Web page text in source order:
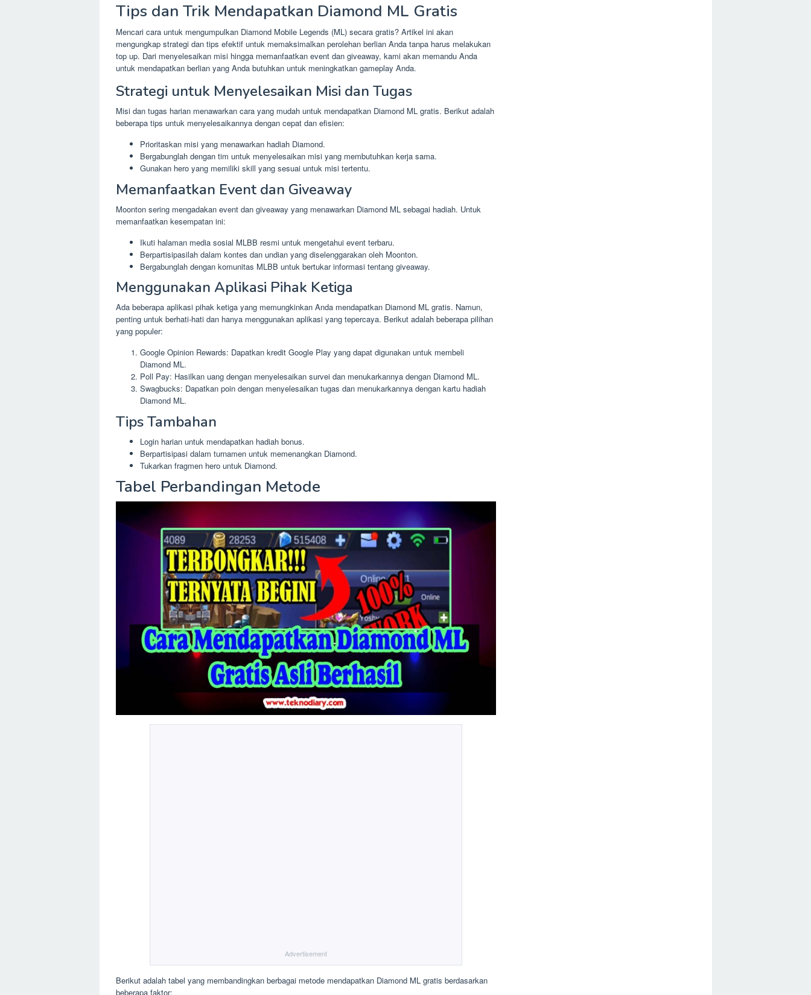
Tips dan Trik Mendapatkan Diamond ML Gratis
Mencari cara untuk mengumpulkan Diamond Mobile Legends (ML) secara gratis? Artikel ini akan
mengungkap strategi dan tips efektif untuk memaksimalkan perolehan berlian Anda tanpa harus melakukan
top up. Dari menyelesaikan misi hingga memanfaatkan event dan giveaway, kami akan memandu Anda
untuk mendapatkan berlian yang Anda butuhkan untuk meningkatkan gameplay Anda.
Strategi untuk Menyelesaikan Misi dan Tugas
Misi dan tugas harian menawarkan cara yang mudah untuk mendapatkan Diamond ML gratis. Berikut adalah
beberapa tips untuk menyelesaikannya dengan cepat dan efisien:
Prioritaskan misi yang menawarkan hadiah Diamond.
Bergabunglah dengan tim untuk menyelesaikan misi yang membutuhkan kerja sama.
Gunakan hero yang memiliki skill yang sesuai untuk misi tertentu.
Memanfaatkan Event dan Giveaway
Moonton sering mengadakan event dan giveaway yang menawarkan Diamond ML sebagai hadiah. Untuk
memanfaatkan kesempatan ini:
Ikuti halaman media sosial MLBB resmi untuk mengetahui event terbaru.
Berpartisipasilah dalam kontes dan undian yang diselenggarakan oleh Moonton.
Bergabunglah dengan komunitas MLBB untuk bertukar informasi tentang giveaway.
Menggunakan Aplikasi Pihak Ketiga
Ada beberapa aplikasi pihak ketiga yang memungkinkan Anda mendapatkan Diamond ML gratis. Namun,
penting untuk berhati-hati dan hanya menggunakan aplikasi yang tepercaya. Berikut adalah beberapa pilihan
yang populer:
Google Opinion Rewards: Dapatkan kredit Google Play yang dapat digunakan untuk membeli
Diamond ML.
Poll Pay: Hasilkan uang dengan menyelesaikan survei dan menukarkannya dengan Diamond ML.
Swagbucks: Dapatkan poin dengan menyelesaikan tugas dan menukarkannya dengan kartu hadiah
Diamond ML.
Tips Tambahan
Login harian untuk mendapatkan hadiah bonus.
Berpartisipasi dalam turnamen untuk memenangkan Diamond.
Tukarkan fragmen hero untuk Diamond.
Tabel Perbandingan Metode
Advertisement
Berikut adalah tabel yang membandingkan berbagai metode mendapatkan Diamond ML gratis berdasarkan
beberapa faktor: